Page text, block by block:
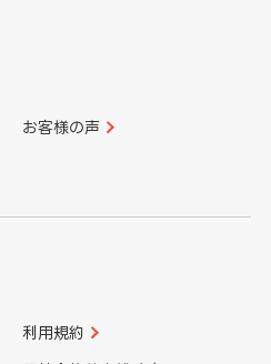
愛媛県
宮崎県
お客様の声
利用規約